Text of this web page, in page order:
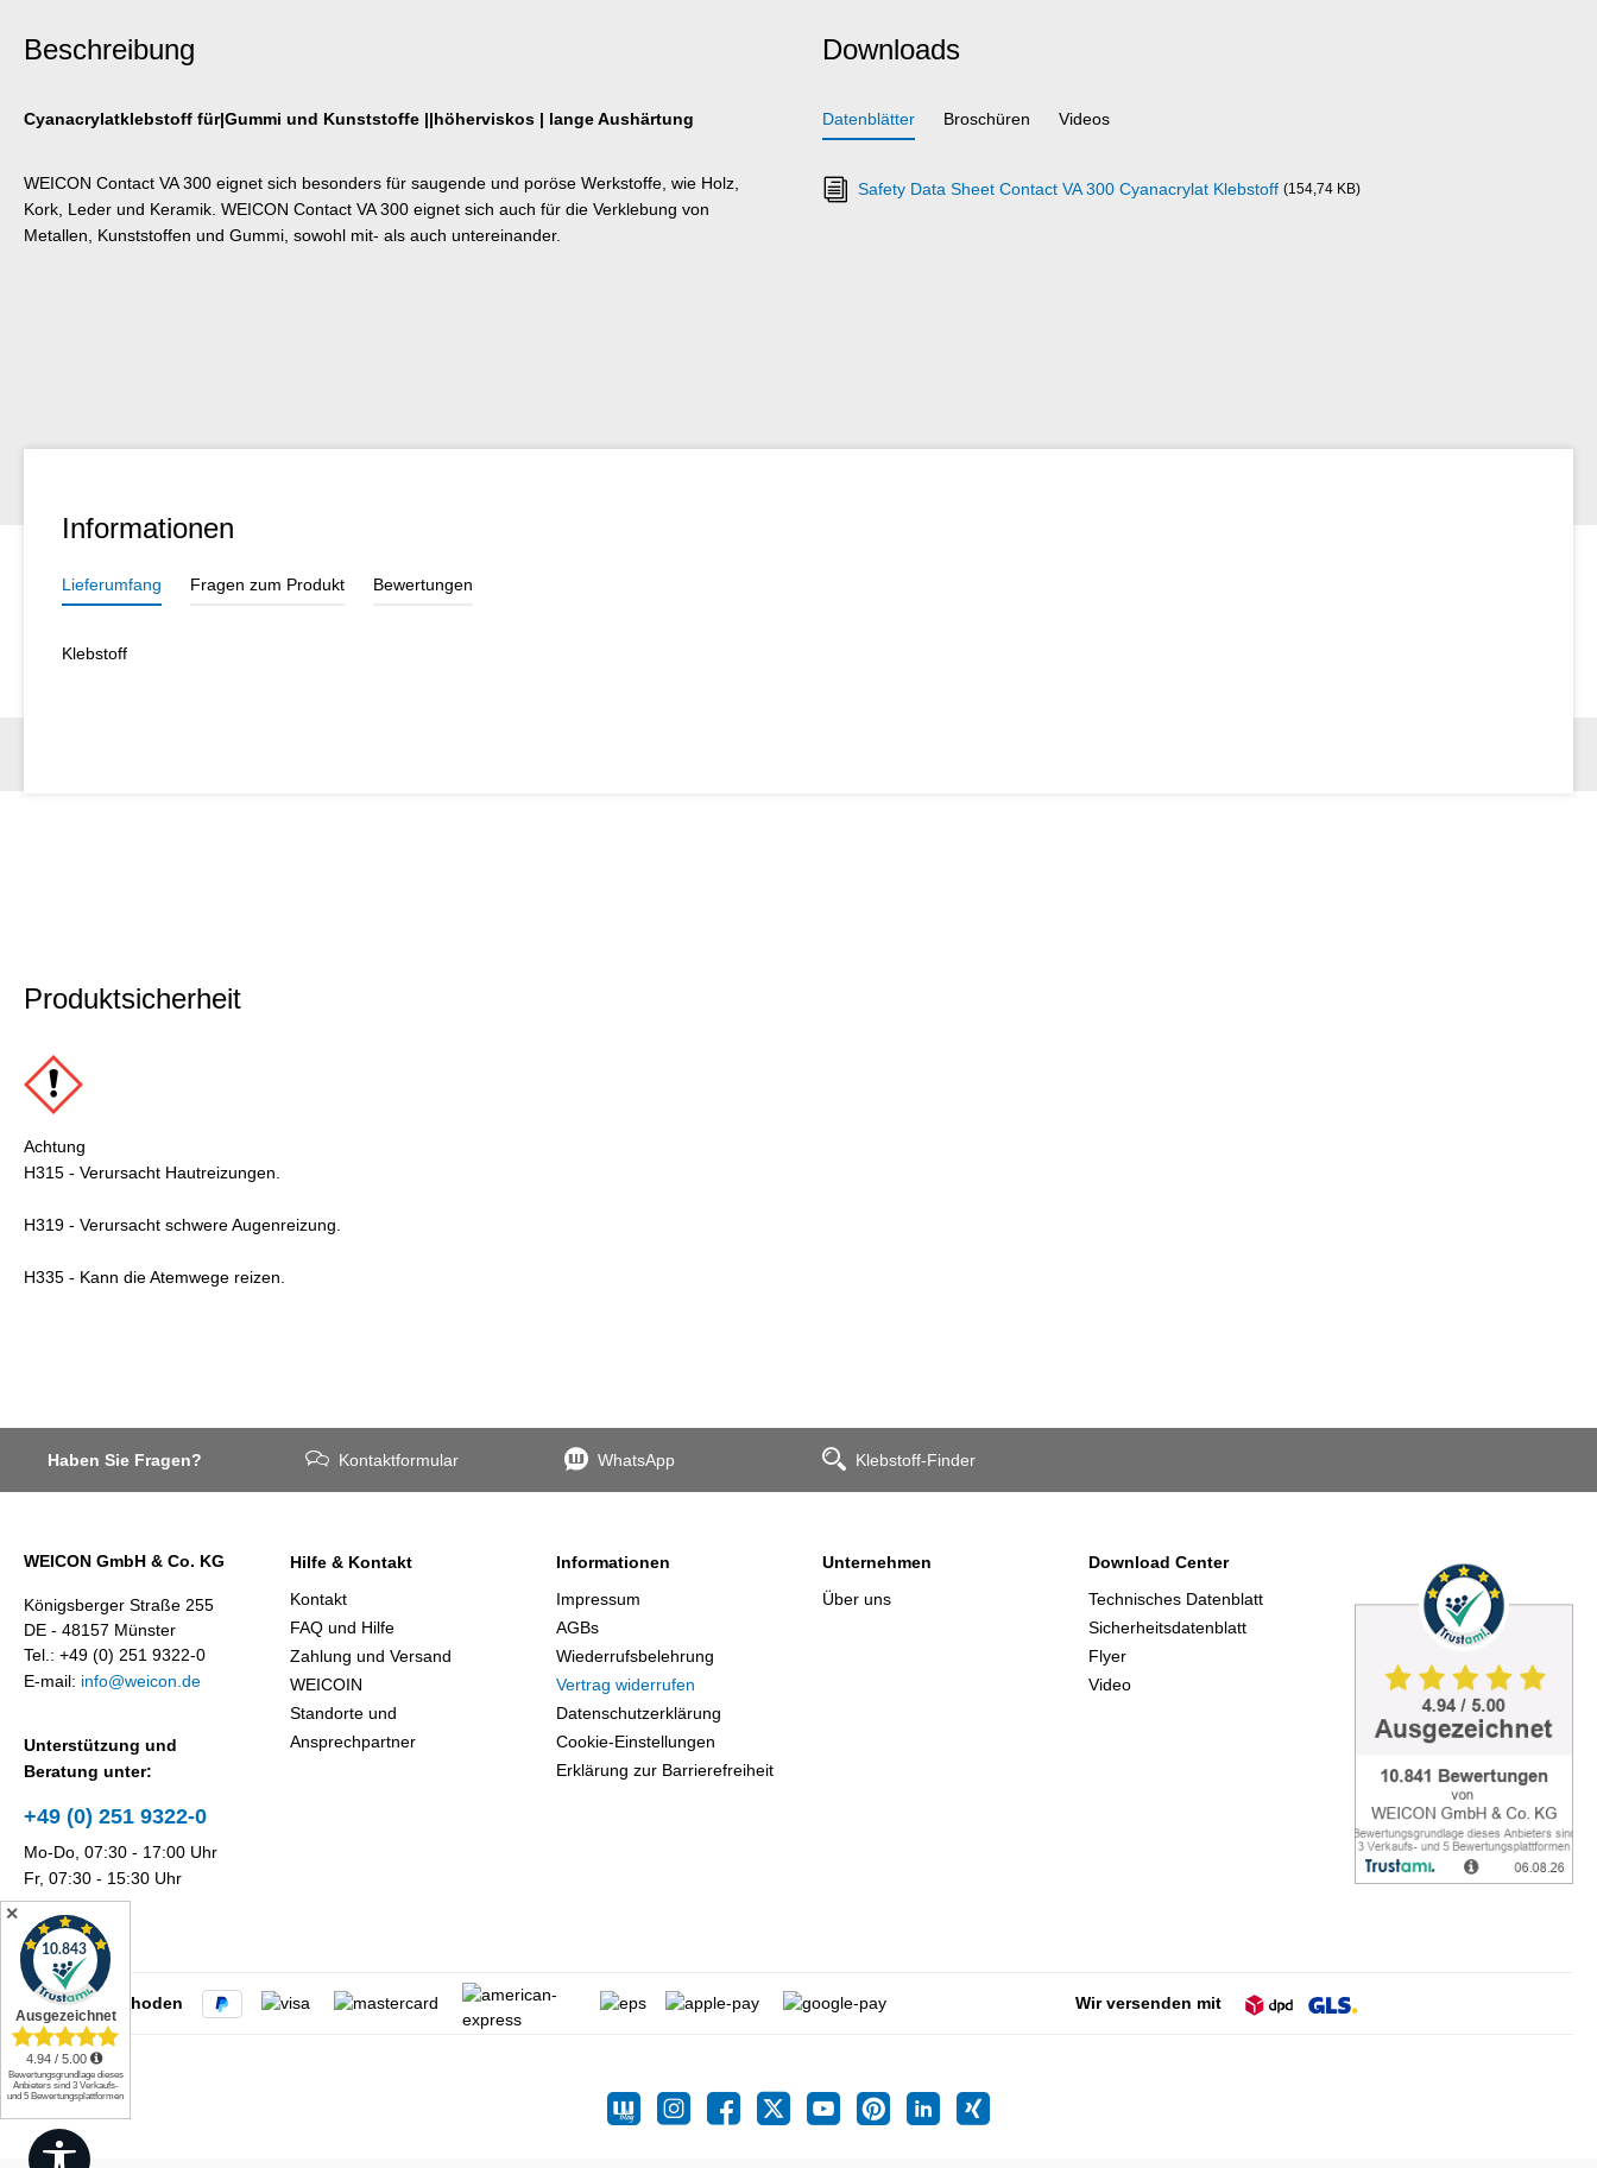
Beschreibung
Cyanacrylatklebstoff für|Gummi und Kunststoffe ||höherviskos | lange Aushärtung
WEICON Contact VA 300 eignet sich besonders für saugende und poröse Werkstoffe, wie Holz,
Kork, Leder und Keramik. WEICON Contact VA 300 eignet sich auch für die Verklebung von
Metallen, Kunststoffen und Gummi, sowohl mit- als auch untereinander.
Downloads
Datenblätter Broschüren Videos
Safety Data Sheet Contact VA 300 Cyanacrylat Klebstoff (154,74 KB)
Informationen
Lieferumfang Fragen zum Produkt Bewertungen
Klebstoff
Produktsicherheit
Achtung
H315 - Verursacht Hautreizungen.
H319 - Verursacht schwere Augenreizung.
H335 - Kann die Atemwege reizen.
Haben Sie Fragen? Kontaktformular WhatsApp Klebstoff-Finder
WEICON GmbH & Co. KG
Königsberger Straße 255
DE - 48157 Münster
Tel.: +49 (0) 251 9322-0
E-mail: info@weicon.de
Unterstützung und
Beratung unter:
+49 (0) 251 9322-0
Mo-Do, 07:30 - 17:00 Uhr
Fr, 07:30 - 15:30 Uhr
Hilfe & Kontakt
Kontakt
FAQ und Hilfe
Zahlung und Versand
WEICOIN
Standorte und
Ansprechpartner
Informationen
Impressum
AGBs
Wiederrufsbelehrung
Vertrag widerrufen
Datenschutzerklärung
Cookie-Einstellungen
Erklärung zur Barrierefreiheit
Unternehmen
Über uns
Download Center
Technisches Datenblatt
Sicherheitsdatenblatt
Flyer
Video
Zahlungsmethoden Wir versenden mit
Werkzeugleiste anzeigen
✕